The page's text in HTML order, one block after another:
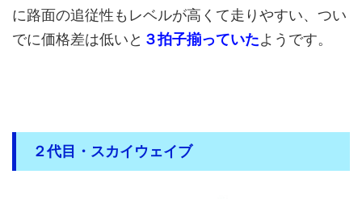
に路面の追従性もレベルが高くて走りやすい、つい
でに価格差は低いと ３拍子揃っていたようです。
２代目・スカイウェイブ